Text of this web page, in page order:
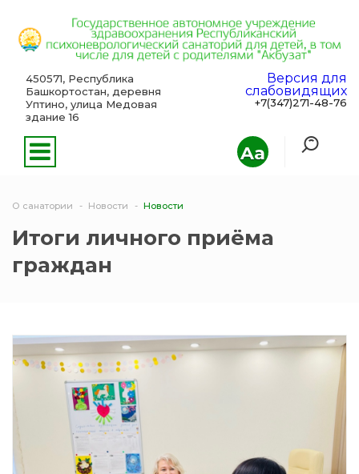
Aa
450571, Республика
Башкортостан, деревня
Уптино, улица Медовая
здание 16
Версия для
слабовидящих
+7(347)271-48-76
О санатории Новости Новости
Итоги личного приёма
граждан